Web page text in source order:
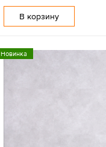
В корзину
Новинка